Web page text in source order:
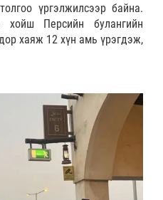
үргэлжилсээр байна.
хойш Персийн булангийн
хаяж 12 хүн амь үрэгдэж,